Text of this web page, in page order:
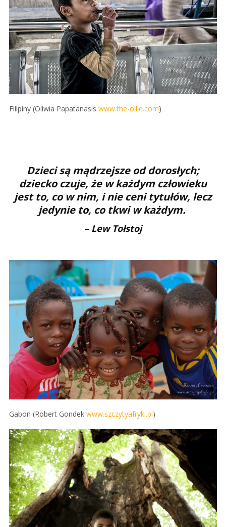
Filipiny (Oliwia Papatanasis www.the-ollie.com)
Dzieci są mądrzejsze od dorosłych;
dziecko czuje, że w każdym człowieku
jest to, co w nim, i nie ceni tytułów, lecz
jedynie to, co tkwi w każdym.
– Lew Tołstoj
Gabon (Robert Gondek www.szczytyafryki.pl)